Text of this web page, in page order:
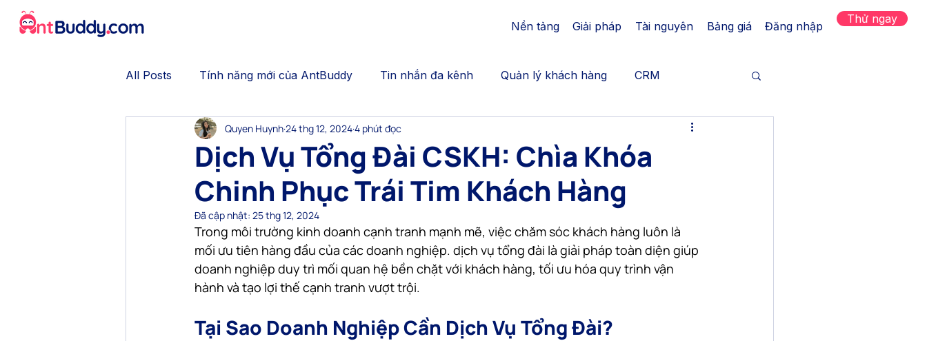
Nền tảng Giải pháp Tài nguyên Bảng giá Đăng nhập
Thử ngay
All Posts Tính năng mới của AntBuddy Tin nhắn đa kênh Quản lý khách hàng CRM
No-code Chatbot Gamification Bán thêm | Upsales, crosssell
Trải nghiệm khách hàng Call Center | AntBuddy Blog Chăm sóc khách hàng
Thương mại hội thoại Tự động hóa marketing dịch vụ chăm sóc khách hàng đa kênh
Dịch Vụ Tổng Đài CSKH: Chìa Khóa
Chinh Phục Trái Tim Khách Hàng
Quyen Huynh24 thg 12, 20244 phút đọc
Đã cập nhật: 25 thg 12, 2024
Trong môi trường kinh doanh cạnh tranh mạnh mẽ, việc chăm sóc khách hàng luôn là
mối ưu tiên hàng đầu của các doanh nghiệp. dịch vụ tổng đài là giải pháp toàn diện giúp
doanh nghiệp duy trì mối quan hệ bền chặt với khách hàng, tối ưu hóa quy trình vận
hành và tạo lợi thế cạnh tranh vượt trội.
Tại Sao Doanh Nghiệp Cần Dịch Vụ Tổng Đài?